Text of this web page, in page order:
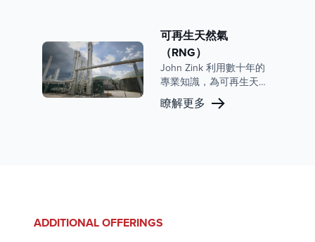
案，John Zink 提供了行
業領先的排放控制，實現
了近乎零的 CO 排放和低
至 3-4 ppm 的 NOx 減
排。
可再生天然氣
（RNG）
John Zink 利用數十年的
專業知識，為可再生天然
氣市場提供先進的燃燒解
決方案，提供專為高效和
瞭解更多
ADDITIONAL OFFERINGS